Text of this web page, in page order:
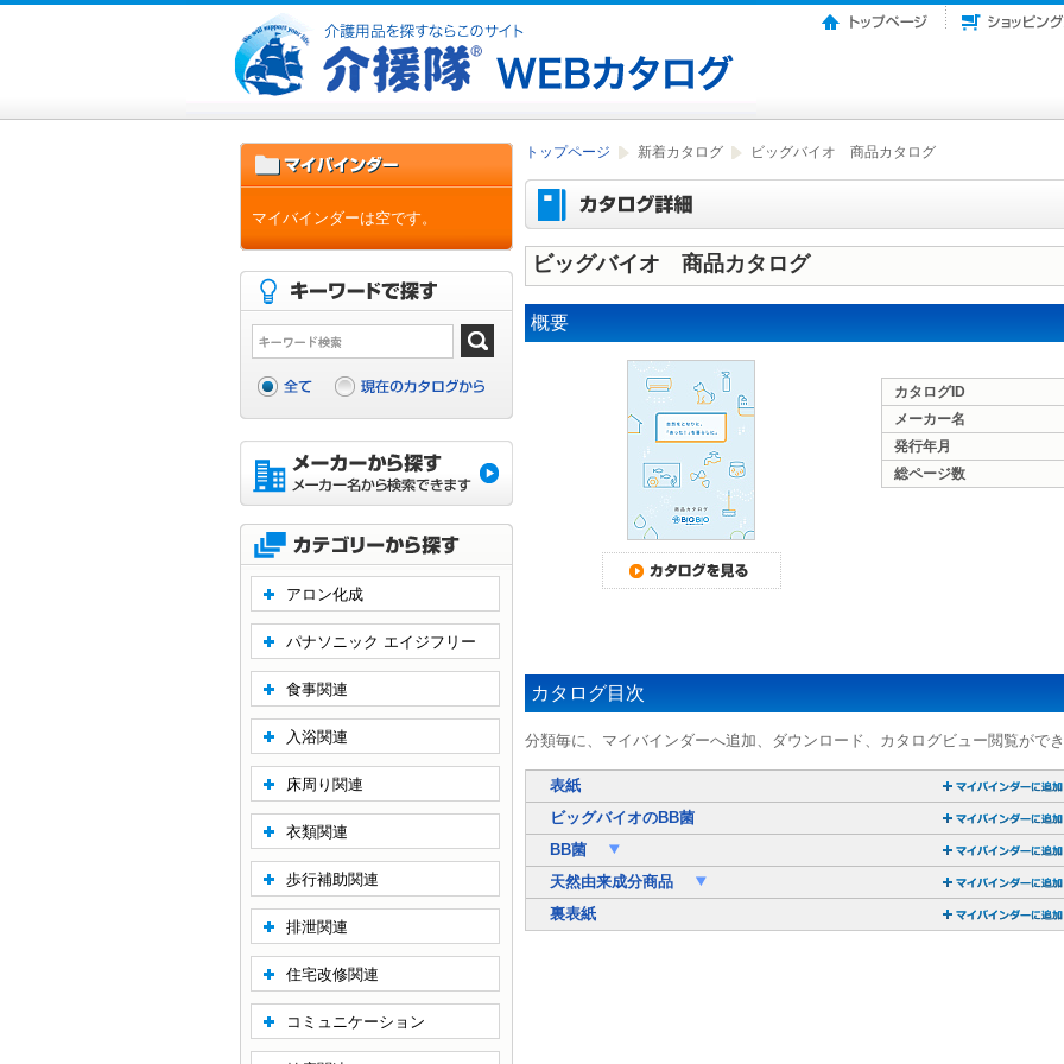
トップページ 新着カタログ ビッグバイオ 商品カタログ
ビッグバイオ 商品カタログ
概要
カタログID
メーカー名
発行年月
総ページ数
カタログ目次
分類毎に、マイバインダーへ追加、ダウンロード、カタログビュー閲覧がで
表紙
ビッグバイオのBB菌
BB菌
天然由来成分商品
裏表紙
マイバインダーは空です。
アロン化成
パナソニック エイジフリー
食事関連
入浴関連
床周り関連
衣類関連
歩行補助関連
排泄関連
住宅改修関連
コミュニケーション